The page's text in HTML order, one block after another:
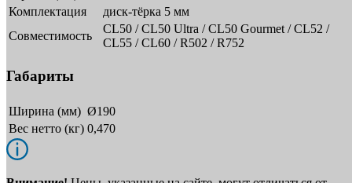
Комплектация
диск-тёрка 5 мм
Совместимость
CL50 / CL50 Ultra / CL50 Gourmet / CL52 /
CL55 / CL60 / R502 / R752
Габариты
Ширина (мм) Ø190
Вес нетто (кг) 0,470